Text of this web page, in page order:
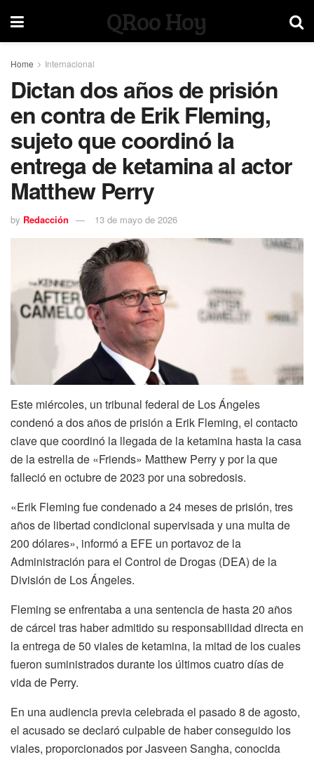
QRoo Hoy
Home Internacional
Dictan dos años de prisión
en contra de Erik Fleming,
sujeto que coordinó la
entrega de ketamina al actor
Matthew Perry
by Redacción 13 de mayo de 2026
Este miércoles, un tribunal federal de Los Ángeles
condenó a dos años de prisión a Erik Fleming, el contacto
clave que coordinó la llegada de la ketamina hasta la casa
de la estrella de «Friends» Matthew Perry y por la que
falleció en octubre de 2023 por una sobredosis.
«Erik Fleming fue condenado a 24 meses de prisión, tres
años de libertad condicional supervisada y una multa de
200 dólares», informó a EFE un portavoz de la
Administración para el Control de Drogas (DEA) de la
División de Los Ángeles.
Fleming se enfrentaba a una sentencia de hasta 20 años
de cárcel tras haber admitido su responsabilidad directa en
la entrega de 50 viales de ketamina, la mitad de los cuales
fueron suministrados durante los últimos cuatro días de
vida de Perry.
En una audiencia previa celebrada el pasado 8 de agosto,
el acusado se declaró culpable de haber conseguido los
viales, proporcionados por Jasveen Sangha, conocida